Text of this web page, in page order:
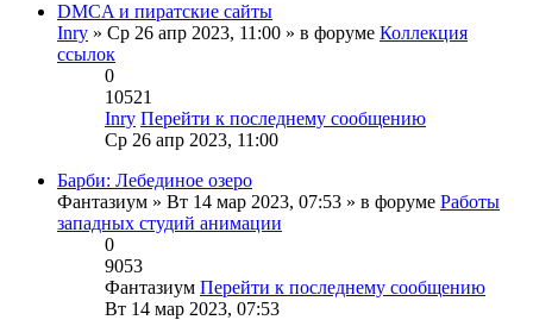
DMCA и пиратские сайты
Inry » Ср 26 апр 2023, 11:00 » в форуме Коллекция
ссылок
0
10521
Inry Перейти к последнему сообщению
Ср 26 апр 2023, 11:00
Барби: Лебединое озеро
Фантазиум » Вт 14 мар 2023, 07:53 » в форуме Работы
западных студий анимации
0
9053
Фантазиум Перейти к последнему сообщению
Вт 14 мар 2023, 07:53